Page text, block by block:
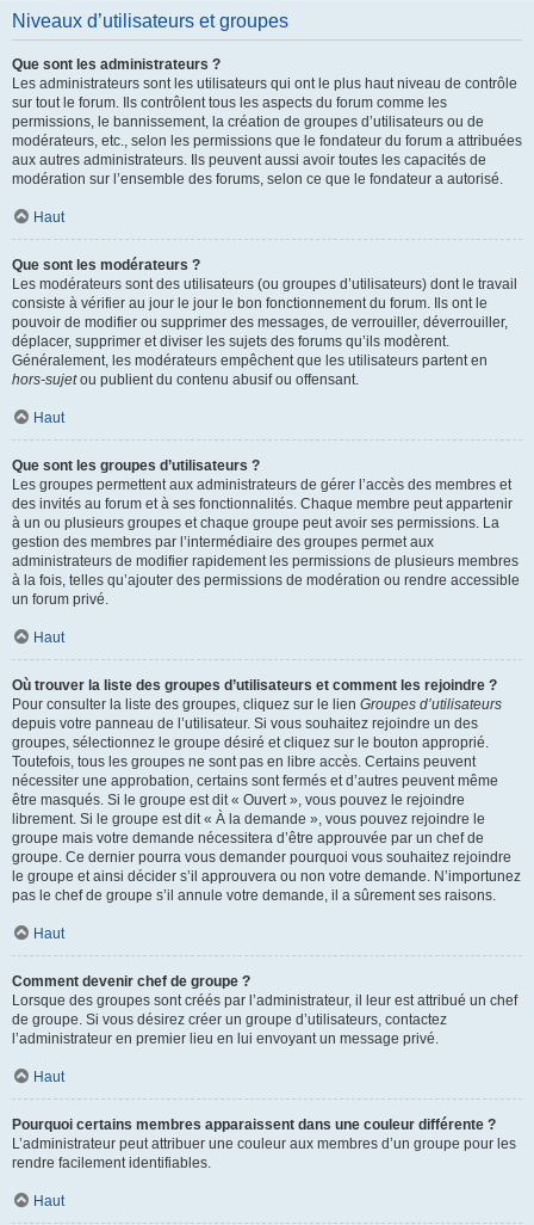
Niveaux d’utilisateurs et groupes
Que sont les administrateurs ?
Les administrateurs sont les utilisateurs qui ont le plus haut niveau de contrôle
sur tout le forum. Ils contrôlent tous les aspects du forum comme les
permissions, le bannissement, la création de groupes d’utilisateurs ou de
modérateurs, etc., selon les permissions que le fondateur du forum a attribuées
aux autres administrateurs. Ils peuvent aussi avoir toutes les capacités de
modération sur l’ensemble des forums, selon ce que le fondateur a autorisé.
Haut
Que sont les modérateurs ?
Les modérateurs sont des utilisateurs (ou groupes d’utilisateurs) dont le travail
consiste à vérifier au jour le jour le bon fonctionnement du forum. Ils ont le
pouvoir de modifier ou supprimer des messages, de verrouiller, déverrouiller,
déplacer, supprimer et diviser les sujets des forums qu’ils modèrent.
Généralement, les modérateurs empêchent que les utilisateurs partent en
hors-sujetou publient du contenu abusif ou offensant.
Haut
Que sont les groupes d’utilisateurs ?
Les groupes permettent aux administrateurs de gérer l’accès des membres et
des invités au forum et à ses fonctionnalités. Chaque membre peut appartenir
à un ou plusieurs groupes et chaque groupe peut avoir ses permissions. La
gestion des membres par l’intermédiaire des groupes permet aux
administrateurs de modifier rapidement les permissions de plusieurs membres
à la fois, telles qu’ajouter des permissions de modération ou rendre accessible
un forum privé.
Haut
Où trouver la liste des groupes d’utilisateurs et comment les rejoindre ?
Pour consulter la liste des groupes, cliquez sur le lien Groupes d’utilisateurs
depuis votre panneau de l’utilisateur. Si vous souhaitez rejoindre un des
groupes, sélectionnez le groupe désiré et cliquez sur le bouton approprié.
Toutefois, tous les groupes ne sont pas en libre accès. Certains peuvent
nécessiter une approbation, certains sont fermés et d’autres peuvent même
être masqués. Si le groupe est dit « Ouvert », vous pouvez le rejoindre
librement. Si le groupe est dit « À la demande », vous pouvez rejoindre le
groupe mais votre demande nécessitera d’être approuvée par un chef de
groupe. Ce dernier pourra vous demander pourquoi vous souhaitez rejoindre
le groupe et ainsi décider s’il approuvera ou non votre demande. N’importunez
pas le chef de groupe s’il annule votre demande, il a sûrement ses raisons.
Haut
Comment devenir chef de groupe ?
Lorsque des groupes sont créés par l’administrateur, il leur est attribué un chef
de groupe. Si vous désirez créer un groupe d’utilisateurs, contactez
l’administrateur en premier lieu en lui envoyant un message privé.
Haut
Pourquoi certains membres apparaissent dans une couleur différente ?
L’administrateur peut attribuer une couleur aux membres d’un groupe pour les
rendre facilement identifiables.
Haut